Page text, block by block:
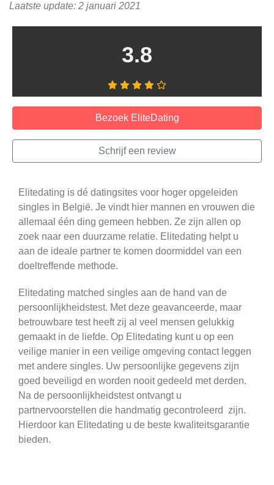
Laatste update: 2 januari 2021
3.8
Bezoek EliteDating
Schrijf een review
Elitedating is dé datingsites voor hoger opgeleiden
singles in België. Je vindt hier mannen en vrouwen die
allemaal één ding gemeen hebben. Ze zijn allen op
zoek naar een duurzame relatie. Elitedating helpt u
aan de ideale partner te komen doormiddel van een
doeltreffende methode.
Elitedating matched singles aan de hand van de
persoonlijkheidstest. Met deze geavanceerde, maar
betrouwbare test heeft zij al veel mensen gelukkig
gemaakt in de liefde. Op Elitedating kunt u op een
veilige manier in een veilige omgeving contact leggen
met andere singles. Uw persoonlijke gegevens zijn
goed beveiligd en worden nooit gedeeld met derden.
Na de persoonlijkheidstest ontvangt u
partnervoorstellen die handmatig gecontroleerd zijn.
Hierdoor kan Elitedating u de beste kwaliteitsgarantie
bieden.